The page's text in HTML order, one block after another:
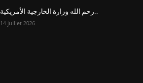
رحم الله وزارة الخارجية الأمريكية..
14 juillet 2026